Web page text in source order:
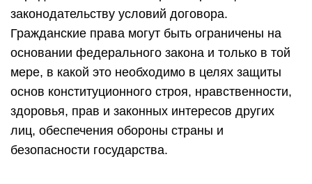
законодательству условий договора.
Гражданские права могут быть ограничены на
основании федерального закона и только в той
мере, в какой это необходимо в целях защиты
основ конституционного строя, нравственности,
здоровья, прав и законных интересов других
лиц, обеспечения обороны страны и
безопасности государства.